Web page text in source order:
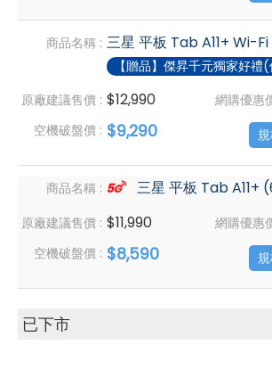
商品名稱 : 三星 平板 Tab A11+ Wi-
【贈品】傑昇千元獨家好禮
原廠建議售價 : $12,990 網購優惠
空機破盤價 : $9,290
商品名稱 : 三星 平板 Tab A11+
原廠建議售價 : $11,990 網購優惠
空機破盤價 : $8,590
已下市